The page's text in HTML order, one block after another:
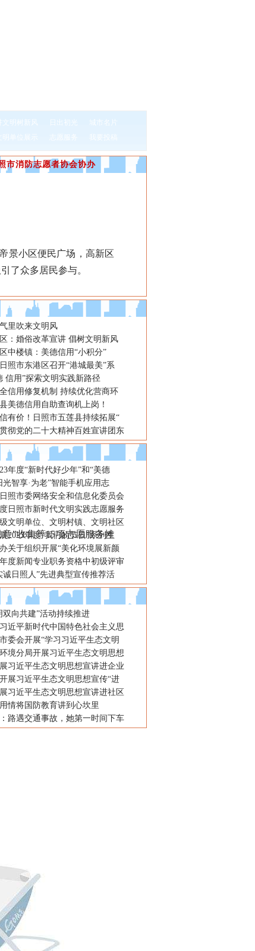
文明树新风 日出初光
城市名片
明单位展示
志愿服务 我要投稿
景小区便民广场，高新区
了众多居民参与。
”收集等15项志愿服务摊
市消防志愿者协会协办
里吹来文明风
：婚俗改革宣讲 倡树文明新风
中楼镇：美德信用“小积分”
照市东港区召开“港城最美”系
信用”探索文明实践新路径
信用修复机制 持续优化营商环
美德信用自助查询机上岗！
有价！日照市五莲县持续拓展“
彻党的二十大精神百姓宣讲团东
年度“新时代好少年”和“美德
光智享·为老”智能手机应用志
照市委网络安全和信息化委员会
日照市新时代文明实践志愿服务
文明单位、文明村镇、文明社区
2023年度“我们的节日”系列主
关于组织开展“美化环境展新颜
度新闻专业职务资格中初级评审
诚日照人”先进典型宣传推荐活
双向共建”活动持续推进
近平新时代中国特色社会主义思
委会开展“学习习近平生态文明
境分局开展习近平生态文明思想
习近平生态文明思想宣讲进企业
展习近平生态文明思想宣传“进
习近平生态文明思想宣讲进社区
情将国防教育讲到心坎里
路遇交通事故，她第一时间下车